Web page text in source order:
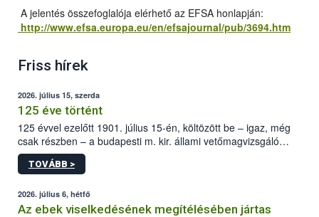
A jelentés összefoglalója elérhető az EFSA honlapján:
http://www.efsa.europa.eu/en/efsajournal/pub/3694.htm
Friss hírek
2026. július 15, szerda
125 éve történt
125 évvel ezelőtt 1901. július 15-én, költözött be – igaz, még
csak részben – a budapesti m. kir. állami vetőmagvizsgáló
állomás a Kis Rókus utca 15. szám alatti, Czigler Győző által
tervezett új épületébe.
TOVÁBB >
2026. július 6, hétfő
Az ebek viselkedésének megítélésében jártas